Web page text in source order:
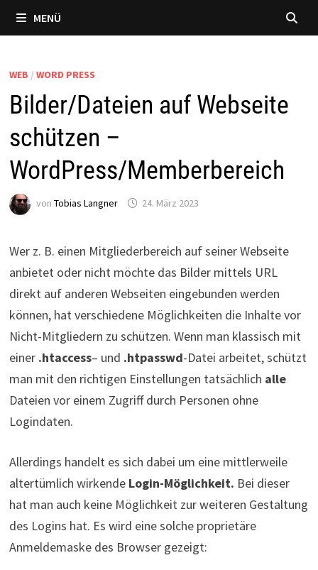
MENÜ
WEB / WORD PRESS
Bilder/Dateien auf Webseite
schützen –
WordPress/Memberbereich
von Tobias Langner 24. März 2023
Wer z. B. einen Mitgliederbereich auf seiner Webseite
anbietet oder nicht möchte das Bilder mittels URL
direkt auf anderen Webseiten eingebunden werden
können, hat verschiedene Möglichkeiten die Inhalte vor
Nicht-Mitgliedern zu schützen. Wenn man klassisch mit
einer .htaccess– und .htpasswd-Datei arbeitet, schützt
man mit den richtigen Einstellungen tatsächlich alle
Dateien vor einem Zugriff durch Personen ohne
Logindaten.
Allerdings handelt es sich dabei um eine mittlerweile
altertümlich wirkende Login-Möglichkeit. Bei dieser
hat man auch keine Möglichkeit zur weiteren Gestaltung
des Logins hat. Es wird eine solche proprietäre
Anmeldemaske des Browser gezeigt: